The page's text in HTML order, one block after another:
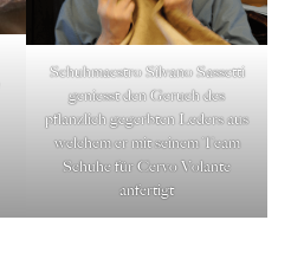
Schuhmaestro Silvano Sassetti
geniesst den Geruch des
pflanzlich gegerbten Leders aus
welchem er mit seinem Team
Schuhe für Cervo Volante
anfertigt